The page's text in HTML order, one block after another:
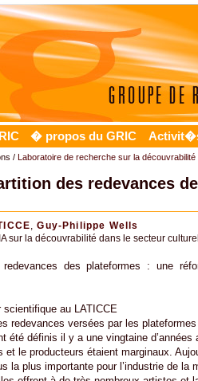
� propos du GRIC
/ Laboratoire de recherche sur la
des redevances
,Guy-Philippe Wells
sur la découvrabilité dans le secteur
redevances des plateformes : une
au LATICCE
redevances versées par les
été définis il y a une vingtaine d’années
le producteurs étaient marginaux.
la plus importante pour l’industrie de la